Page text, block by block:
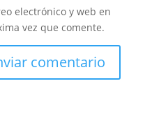
electrónico y web en
vez que comente.